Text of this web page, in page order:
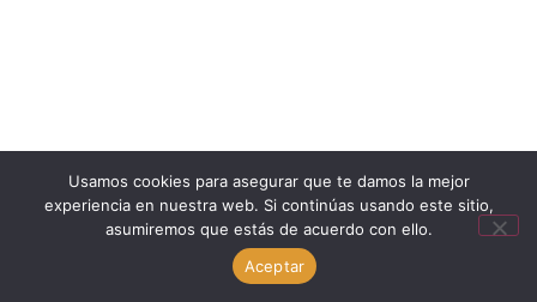
Usamos cookies para asegurar que te damos la mejor
experiencia en nuestra web. Si continúas usando este sitio,
asumiremos que estás de acuerdo con ello.
Aceptar